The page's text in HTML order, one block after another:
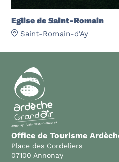
Eglise de Saint-Romain
Saint-Romain-d'Ay
Office de Tourisme
Place des Cordeliers
07100 Annonay